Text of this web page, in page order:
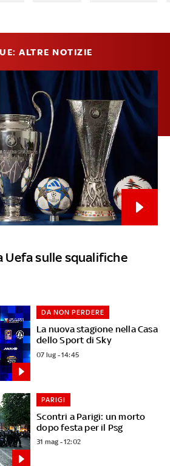
ALTRE NOTIZIE
Uefa sulle squalifiche
La nuova stagione nella Casa
dello Sport di Sky
DA NON PERDERE
07 lug - 14:45
Scontri a Parigi: un morto
dopo festa per il Psg
PARIGI
31 mag - 12:02